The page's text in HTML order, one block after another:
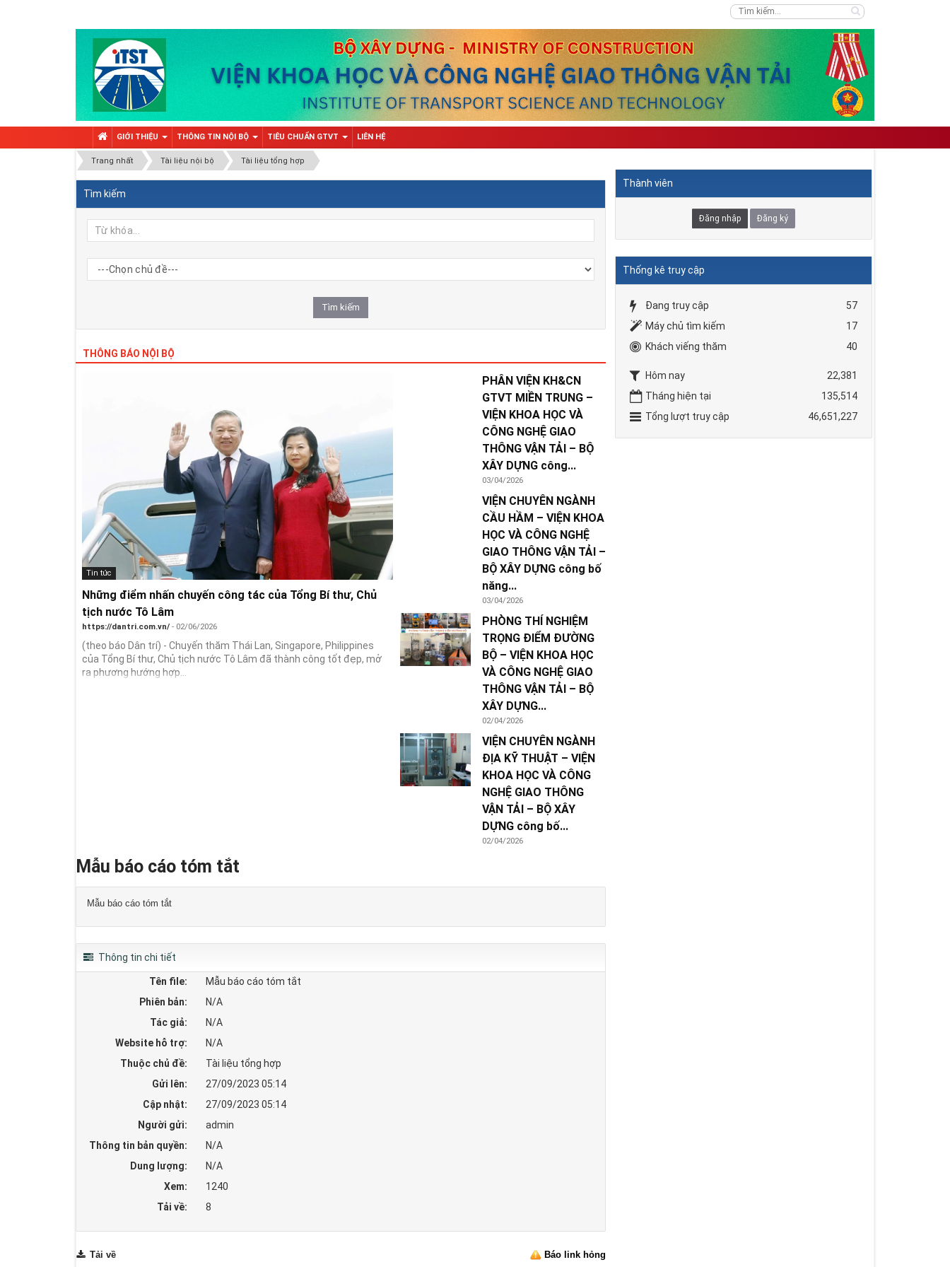
GIỚI THIỆU THÔNG TIN NỘI BỘ TIÊU CHUẨN GTVT LIÊN HỆ
Trang nhất Tài liệu nội bộ Tài liệu tổng hợp
Tìm kiếm
THÔNG BÁO NỘI BỘ
Tin tức
Những điểm nhấn chuyến công tác của Tổng Bí thư, Chủ
tịch nước Tô Lâm
https://dantri.com.vn/ - 02/06/2026
(theo báo Dân trí) - Chuyến thăm Thái Lan, Singapore, Philippines
của Tổng Bí thư, Chủ tịch nước Tô Lâm đã thành công tốt đẹp, mở
ra phương hướng hợp...
PHÂN VIỆN KH&CN
GTVT MIỀN TRUNG –
VIỆN KHOA HỌC VÀ
CÔNG NGHỆ GIAO
THÔNG VẬN TẢI – BỘ
XÂY DỰNG công...
03/04/2026
VIỆN CHUYÊN NGÀNH
CẦU HẦM – VIỆN KHOA
HỌC VÀ CÔNG NGHỆ
GIAO THÔNG VẬN TẢI –
BỘ XÂY DỰNG công bố
năng...
03/04/2026
PHÒNG THÍ NGHIỆM
TRỌNG ĐIỂM ĐƯỜNG
BỘ – VIỆN KHOA HỌC
VÀ CÔNG NGHỆ GIAO
THÔNG VẬN TẢI – BỘ
XÂY DỰNG...
02/04/2026
VIỆN CHUYÊN NGÀNH
ĐỊA KỸ THUẬT – VIỆN
KHOA HỌC VÀ CÔNG
NGHỆ GIAO THÔNG
VẬN TẢI – BỘ XÂY
DỰNG công bố...
02/04/2026
Mẫu báo cáo tóm tắt
Mẫu báo cáo tóm tắt
Thông tin chi tiết
Tên file:
Mẫu báo cáo tóm tắt
Phiên bản:
N/A
Tác giả:
N/A
Website hỗ trợ:
N/A
Thuộc chủ đề:
Tài liệu tổng hợp
Gửi lên:
27/09/2023 05:14
Cập nhật:
27/09/2023 05:14
Người gửi:
admin
Thông tin bản quyền:
N/A
Dung lượng:
N/A
Xem:
1240
Tải về:
8
Báo link hỏng
Tải về
Thành viên
Đăng nhập Đăng ký
Thống kê truy cập
Đang truy cập
57
Máy chủ tìm kiếm
17
Khách viếng thăm
40
Hôm nay
22,381
Tháng hiện tại
135,514
Tổng lượt truy cập
46,651,227